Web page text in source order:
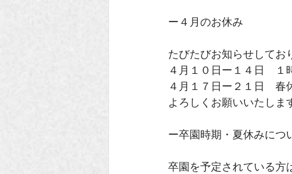
ー４月のお休み
たびたびお知らせしてお
４月１０日ー１４日　１
４月１７日ー２１日　春
よろしくお願いいたしま
ー卒園時期・夏休みにつ
卒園を予定されている方